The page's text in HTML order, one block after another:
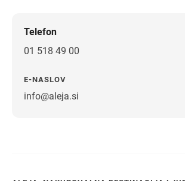
Telefon
01 518 49 00
E-NASLOV
info@aleja.si